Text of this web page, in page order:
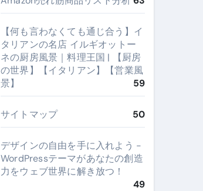
【何も言わなくても通じ合う】イ
タリアンの名店 イルギオットー
ネの厨房風景｜料理王国 | 【厨房
の世界】【イタリアン】【営業風
景】
59
サイトマップ 50
デザインの自由を手に入れよう -
WordPressテーマがあなたの創造
力をウェブ世界に解き放つ！
49